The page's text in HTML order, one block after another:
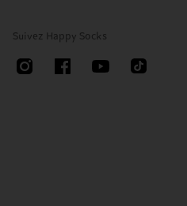
Suivez Happy Socks